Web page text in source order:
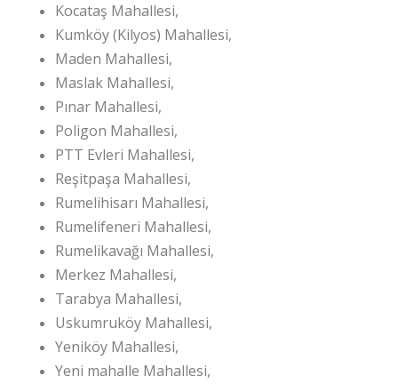
Kocataş Mahallesi,
Kumköy (Kilyos) Mahallesi,
Maden Mahallesi,
Maslak Mahallesi,
Pınar Mahallesi,
Poligon Mahallesi,
PTT Evleri Mahallesi,
Reşitpaşa Mahallesi,
Rumelihisarı Mahallesi,
Rumelifeneri Mahallesi,
Rumelikavağı Mahallesi,
Merkez Mahallesi,
Tarabya Mahallesi,
Uskumruköy Mahallesi,
Yeniköy Mahallesi,
Yeni mahalle Mahallesi,